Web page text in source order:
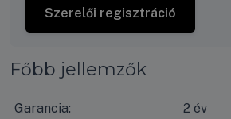
Szerelői regisztráció
Főbb jellemzők
Garancia:
2 év